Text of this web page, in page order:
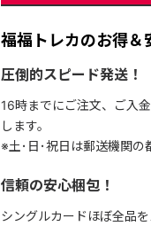
福福トレカのお得＆
圧倒的スピード発送！
16時までにご注文、ご入
します。
※土･日･祝日は郵送機関の
信頼の安心梱包！
シングルカードほぼ全品